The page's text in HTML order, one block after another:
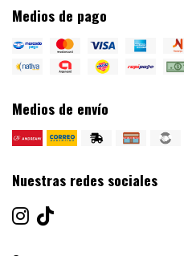
Medios de pago
Medios de envío
Nuestras redes sociales